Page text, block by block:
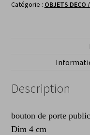
porte
Catégorie : OBJETS DECO
Description
bouton de porte
Dim 4 cm